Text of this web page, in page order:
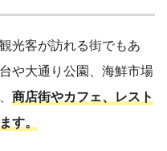
光客が訪れる街でもあ
や大通り公園、海鮮市場
商店街やカフェ、レスト
す。